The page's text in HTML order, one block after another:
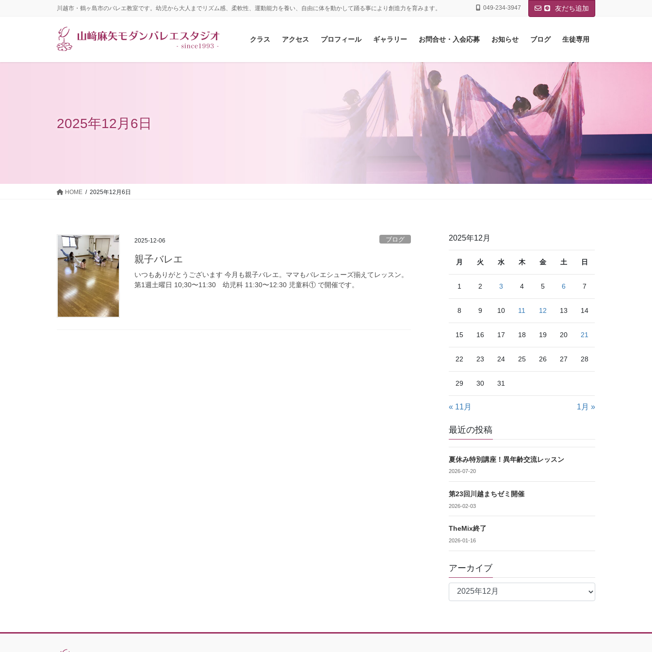
に
ョ
川越市・鶴ヶ島市のバレエ教室です。幼児から大人までリズム感、柔軟性、運動能力を養い、自由に体を動かして踊る事により創造力を育みます。 049-234-3947 友だち追加
クラス アクセス プロフィール ギャラリー お問合せ・入会応募 お知らせ ブログ 生徒専用
2025年12月6日
HOME 2025年12月6日
2025-12-06 ブログ
親子バレエ
いつもありがとうございます 今月も親子バレエ。ママもバレエシューズ揃えてレッスン。
第1週土曜日 10;30〜11:30 幼児科 11:30〜12:30 児童科① で開催です。
2025年12月
月 火 水 木 金 土 日
1 2 3 4 5 6 7
8 9 10 11 12 13 14
15 16 17 18 19 20 21
22 23 24 25 26 27 28
29 30 31
« 11月 1月 »
最近の投稿
夏休み特別講座！異年齢交流レッスン
2026-07-20
第23回川越まちゼミ開催
2026-02-03
TheMix終了
2026-01-16
アーカイブ
ア